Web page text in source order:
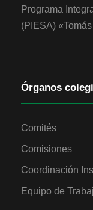
Programa
(PIESA)
Órganos
Comités
Comisiones
Coordinación
Equipo de